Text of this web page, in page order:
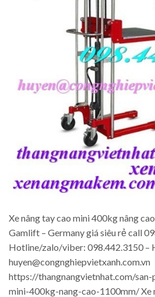
Xe nâng tay cao mini 400kg nâng
Gamlift – Germany giá siêu rẻ call
Hotline/zalo/viber: 098.442.3150 –
huyen@congnghiepvietxanh.com.vn
https://thangnangvietnhat.com/
mini-400kg-nang-cao-1100mm/ Xe